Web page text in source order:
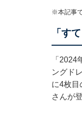
※本記事
「す
「
ングド
に4枚目
さんが